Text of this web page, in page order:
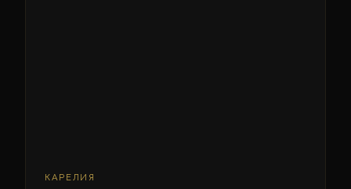
КАРЕЛИЯ